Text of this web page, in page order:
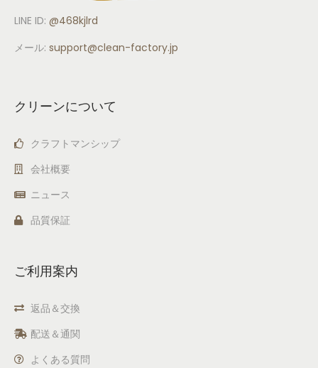
LINE ID: @468kjlrd
メール: support@clean-factory.jp
クリーンについて
クラフトマンシップ
会社概要
ニュース
品質保証
ご利用案内
返品＆交換
配送＆通関
よくある質問